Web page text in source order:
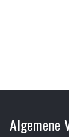
Algemene